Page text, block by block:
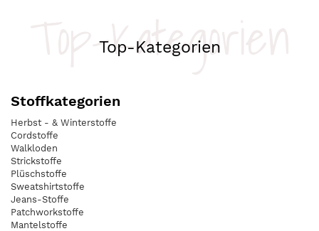
Top-Kategorien
Top-Kategorien
Stoffkategorien
Herbst - & Winterstoffe
Cordstoffe
Walkloden
Strickstoffe
Plüschstoffe
Sweatshirtstoffe
Jeans-Stoffe
Patchworkstoffe
Mantelstoffe